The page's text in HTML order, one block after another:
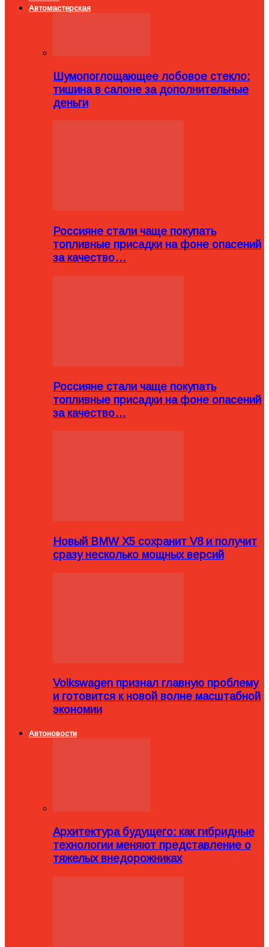
Автомастерская
Шумопоглощающее лобовое стекло:
тишина в салоне за дополнительные
деньги
Россияне стали чаще покупать
топливные присадки на фоне опасений
за качество…
Россияне стали чаще покупать
топливные присадки на фоне опасений
за качество…
Новый BMW X5 сохранит V8 и получит
сразу несколько мощных версий
Volkswagen признал главную проблему
и готовится к новой волне масштабной
экономии
Автоновости
Архитектура будущего: как гибридные
технологии меняют представление о
тяжелых внедорожниках